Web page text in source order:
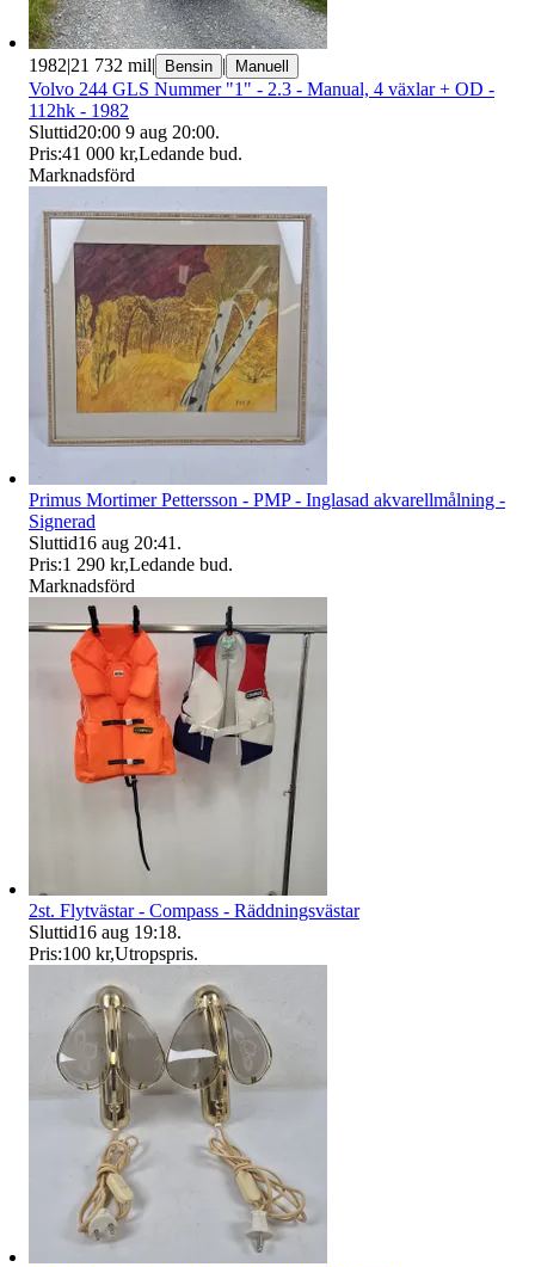
1982|21 732 mil| Bensin | Manuell
Volvo 244 GLS Nummer "1" - 2.3 - Manual, 4 växlar + OD -
112hk - 1982
Sluttid20:00 9 aug 20:00.
Pris:41 000 kr,Ledande bud.
Marknadsförd
Primus Mortimer Pettersson - PMP - Inglasad akvarellmålning -
Signerad
Sluttid16 aug 20:41 .
Pris:1 290 kr,Ledande bud.
Marknadsförd
2st. Flytvästar - Compass - Räddningsvästar
Sluttid16 aug 19:18.
Pris:100 kr,Utropspris.